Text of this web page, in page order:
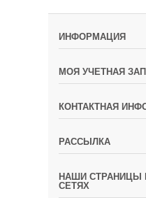
ИНФОРМАЦИЯ
МОЯ УЧЕТНАЯ
КОНТАКТНАЯ
РАССЫЛКА
НАШИ СТРАНИЦЫ
СЕТЯХ